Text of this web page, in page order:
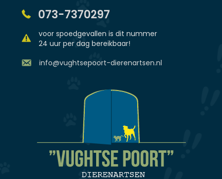
073-7370297
voor spoedgevallen is dit nummer
24 uur per dag bereikbaar!
info@vughtsepoort-dierenartsen.nl